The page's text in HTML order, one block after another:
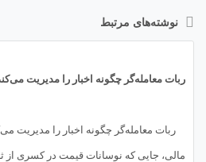
نوشته‌های مرتبط
ربات معامله‌گر چگونه اخبار را مدیریت
ربات معامله‌گر چگونه اخبار را مدیریت
مالی، جایی که نوسانات قیمت در کسری از